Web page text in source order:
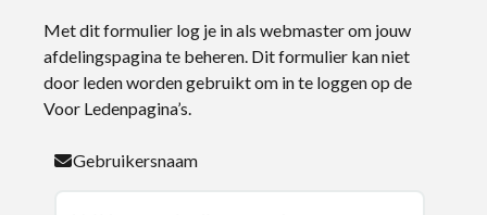
Met dit formulier log je in als webmaster om jouw
afdelingspagina te beheren. Dit formulier kan niet
door leden worden gebruikt om in te loggen op de
Voor Ledenpagina’s.
Gebruikersnaam